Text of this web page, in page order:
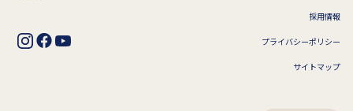
採用情報
プライバシーポリシー
サイトマップ